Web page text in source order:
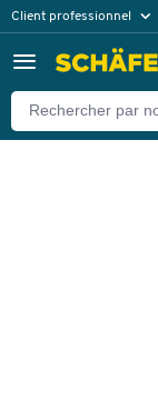
Client professionnel
Client particulier
Retour